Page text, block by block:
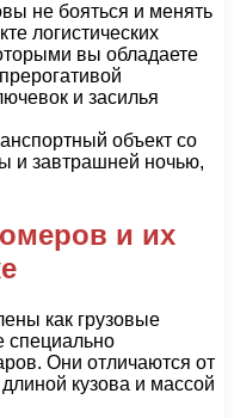
не бояться и менять
логистических
вы обладаете
и засилья
объект со
и завтрашней ночью,
и их
как грузовые
специально
Они отличаются от
кузова и массой